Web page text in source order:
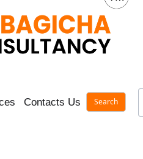
Contacts Us Career